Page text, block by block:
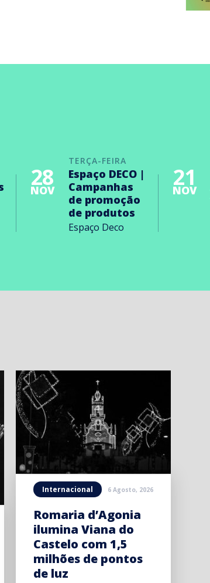
TERÇA-FEIRA
28
NOV
Espaço DECO |
Campanhas
de promoção
de produtos
Espaço Deco
21
NOV
Internacional 6 Agosto, 2026
Romaria d’Agonia
ilumina Viana do
Castelo com 1,5
milhões de pontos
de luz